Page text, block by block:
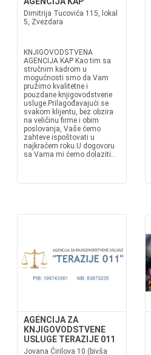
Dimitrija Tucovića 115, lokal
5, Zvezdara
KNJIGOVODSTVENA
AGENCIJA KAP Kao tim sa
stručnim kadrom u
mogućnosti smo da Vam
pružimo kvalitetne i
pouzdane knjigovodstvene
usluge.Prilagođavajući se
svakom klijentu, bez obzira
na veličinu firme i obim
poslovanja, Vaše ćemo
zahteve ispoštovati u
najkraćem roku.U dogovoru
sa Vama mi ćemo dolaziti...
AGENCIJA ZA
KNJIGOVODSTVENE
USLUGE TERAZIJE 011
Jovana Ćirilova 10 (bivša